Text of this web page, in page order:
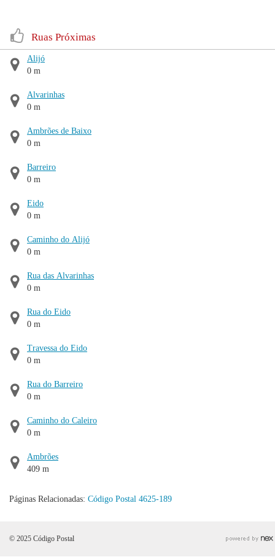
Ruas Próximas
Alijó
0 m
Alvarinhas
0 m
Ambrões de Baixo
0 m
Barreiro
0 m
Eido
0 m
Caminho do Alijó
0 m
Rua das Alvarinhas
0 m
Rua do Eido
0 m
Travessa do Eido
0 m
Rua do Barreiro
0 m
Caminho do Caleiro
0 m
Ambrões
409 m
Páginas Relacionadas: Código Postal 4625-189
© 2025 Código Postal